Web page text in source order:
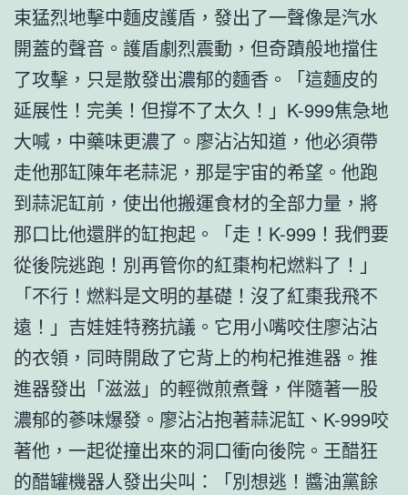
束猛烈地擊中麵皮護盾，發出了一聲像是汽水
開蓋的聲音。護盾劇烈震動，但奇蹟般地擋住
了攻擊，只是散發出濃郁的麵香。「這麵皮的
延展性！完美！但撐不了太久！」K-999焦急地
大喊，中藥味更濃了。廖沾沾知道，他必須帶
走他那缸陳年老蒜泥，那是宇宙的希望。他跑
到蒜泥缸前，使出他搬運食材的全部力量，將
那口比他還胖的缸抱起。「走！K-999！我們要
從後院逃跑！別再管你的紅棗枸杞燃料了！」
「不行！燃料是文明的基礎！沒了紅棗我飛不
遠！」吉娃娃特務抗議。它用小嘴咬住廖沾沾
的衣領，同時開啟了它背上的枸杞推進器。推
進器發出「滋滋」的輕微煎煮聲，伴隨著一股
濃郁的蔘味爆發。廖沾沾抱著蒜泥缸、K-999咬
著他，一起從撞出來的洞口衝向後院。王醋狂
的醋罐機器人發出尖叫：「別想逃！醬油黨餘